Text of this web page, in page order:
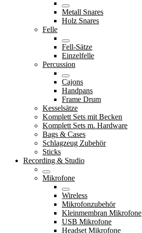
Metall Snares
Holz Snares
Felle
Fell-Sätze
Einzelfelle
Percussion
Cajons
Handpans
Frame Drum
Kesselsätze
Komplett Sets mit Becken
Komplett Sets m. Hardware
Bags & Cases
Schlagzeug Zubehör
Sticks
Recording & Studio
Mikrofone
Wireless
Mikrofonzubehör
Kleinmembran Mikrofone
USB Mikrofone
Headset Mikrofone